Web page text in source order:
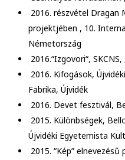
2016. részvétel Dragan
projektjében , 10.
Németország
2016.“Izgovori“,
2016. Kifogások,
Fabrika, Újvidék
2016. Devet fesztivál,
2015. Különbségek,
Újvidéki Egyetemista
2015. “Kép”